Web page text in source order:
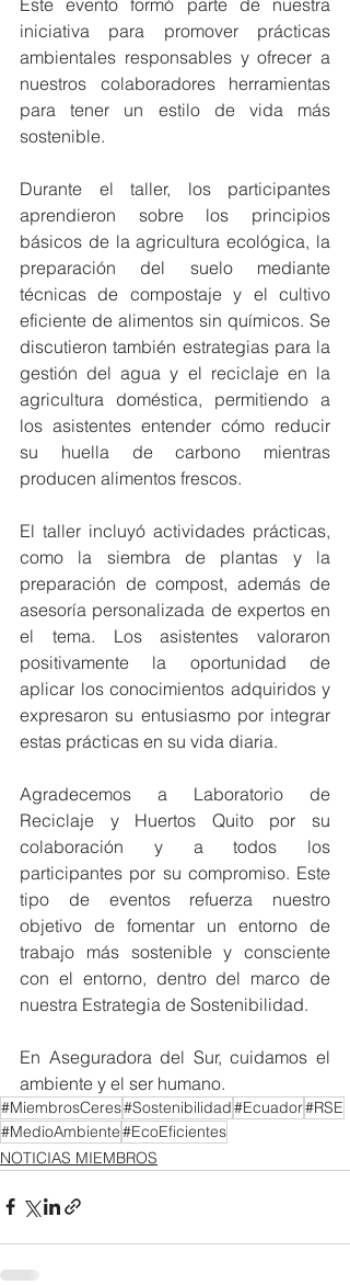
iniciativa para promover prácticas
ambientales responsables y ofrecer a
nuestros colaboradores herramientas
para tener un estilo de vida más
sostenible.
Durante el taller, los participantes
aprendieron sobre los principios
básicos de la agricultura ecológica, la
preparación del suelo mediante
técnicas de compostaje y el cultivo
eficiente de alimentos sin químicos. Se
discutieron también estrategias para la
gestión del agua y el reciclaje en la
agricultura doméstica, permitiendo a
los asistentes entender cómo reducir
su huella de carbono mientras
producen alimentos frescos.
El taller incluyó actividades prácticas,
como la siembra de plantas y la
preparación de compost, además de
asesoría personalizada de expertos en
el tema. Los asistentes valoraron
positivamente la oportunidad de
aplicar los conocimientos adquiridos y
expresaron su entusiasmo por integrar
estas prácticas en su vida diaria.
Agradecemos a Laboratorio de
Reciclaje y Huertos Quito por su
colaboración y a todos los
participantes por su compromiso. Este
tipo de eventos refuerza nuestro
objetivo de fomentar un entorno de
trabajo más sostenible y consciente
con el entorno, dentro del marco de
nuestra Estrategia de Sostenibilidad.
En Aseguradora del Sur, cuidamos el
ambiente y el ser humano.
#MiembrosCeres#Sostenibilidad#Ecuador#RSE
#MedioAmbiente#EcoEficientes
NOTICIAS MIEMBROS